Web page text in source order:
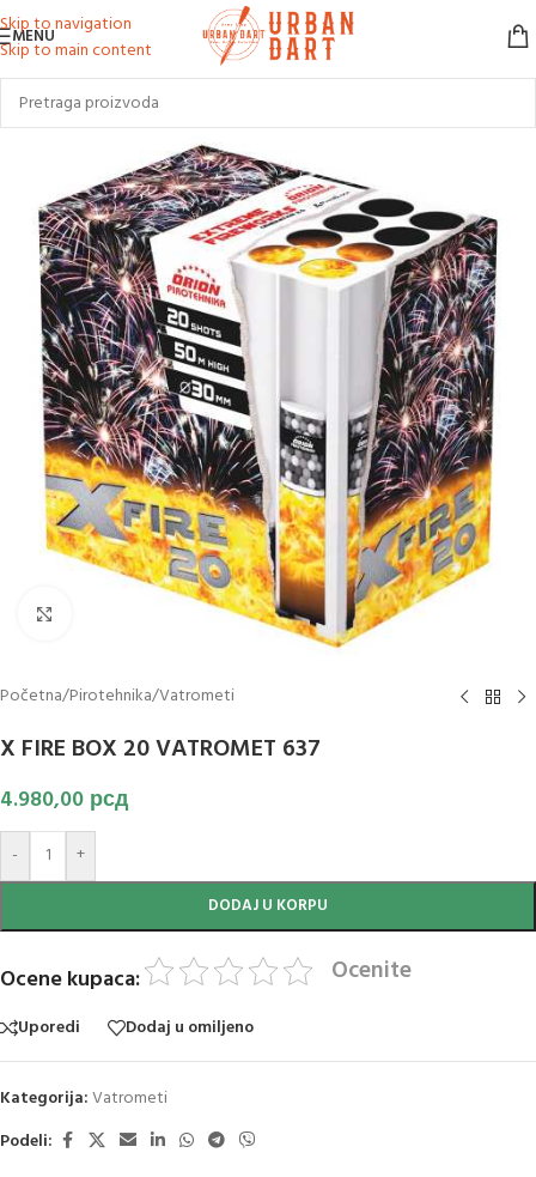
Skip to navigation
Skip to main content
MENU
Klikni za uvećanje slike
Početna/Pirotehnika/Vatrometi
X FIRE BOX 20 VATROMET 637
4.980,00 рсд
- +
DODAJ U KORPU
Ocene kupaca: Ocenite
Uporedi Dodaj u omiljeno
Kategorija:Vatrometi
Podeli: